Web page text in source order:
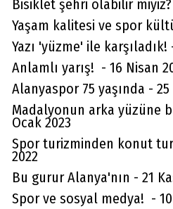
Bisiklet şehri olabilir miyiz?
Yaşam kalitesi ve spor
Yazı 'yüzme' ile karşıladık!
Anlamlı yarış! - 16 Nisan
Alanyaspor 75 yaşında - 25
Madalyonun arka yüzüne
Ocak 2023
Spor turizminden konut
2022
Bu gurur Alanya'nın - 21
Spor ve sosyal medya! - 10